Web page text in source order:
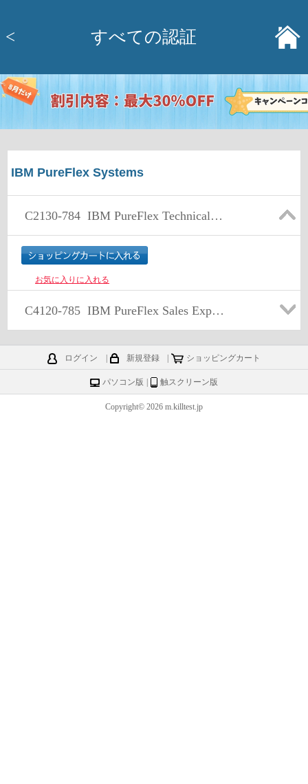
< すべての認証
IBM PureFlex Systems
C2130-784 IBM PureFlex Technical Expert V1
お気に入りに入れる
C4120-785 IBM PureFlex Sales Expert V1
ログイン 新規登録 ショッピングカート
パソコン版 触スクリーン版
Copyright© 2026 m.killtest.jp